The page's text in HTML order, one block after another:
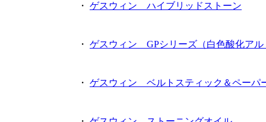
・ ゲスウィン ハイブリッドストーン
・ ゲスウィン GPシリーズ（白色酸化アル
・ ゲスウィン ベルトスティック＆ペーパ